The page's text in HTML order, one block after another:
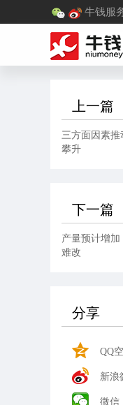
牛钱服
上一篇
三方面因素推
攀升
下一篇
产量预计增加
难改
分享
QQ
新浪
微信